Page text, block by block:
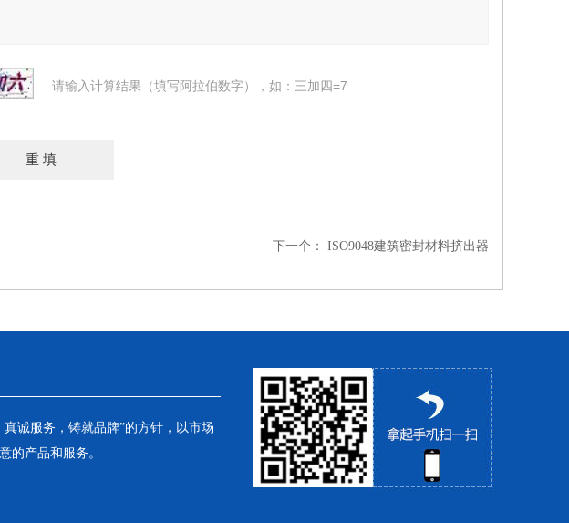
请输入计算结果（填写阿拉伯数字），如：三加四=7
下一个： ISO9048建筑密封材料挤出器
诚服务，铸就品牌”的方针，以市场
的产品和服务。